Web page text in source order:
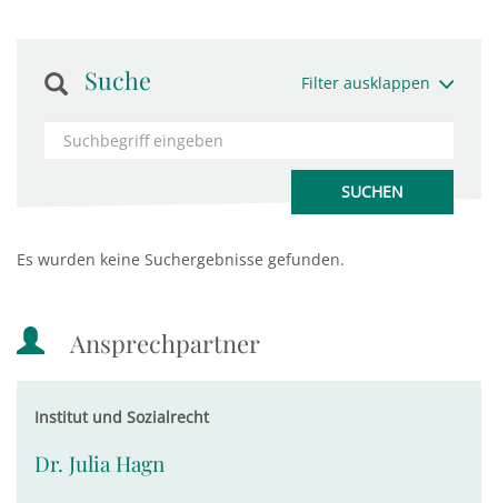
Suche Filter ausklappen
Es wurden keine Suchergebnisse gefunden.
Ansprechpartner
Institut und Sozialrecht
Dr. Julia Hagn